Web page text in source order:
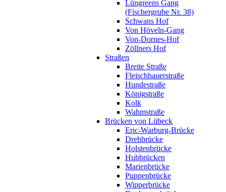
Lüngreens Gang
(Fischergrube Nr. 38)
Schwans Hof
Von Höveln-Gang
Von-Dornes-Hof
Zöllners Hof
Straßen
Breite Straße
Fleischhauerstraße
Hundestraße
Königstraße
Kolk
Wahmstraße
Brücken von Lübeck
Eric-Warburg-Brücke
Drehbrücke
Holstenbrücke
Hubbrücken
Marienbrücke
Puppenbrücke
Wipperbrücke